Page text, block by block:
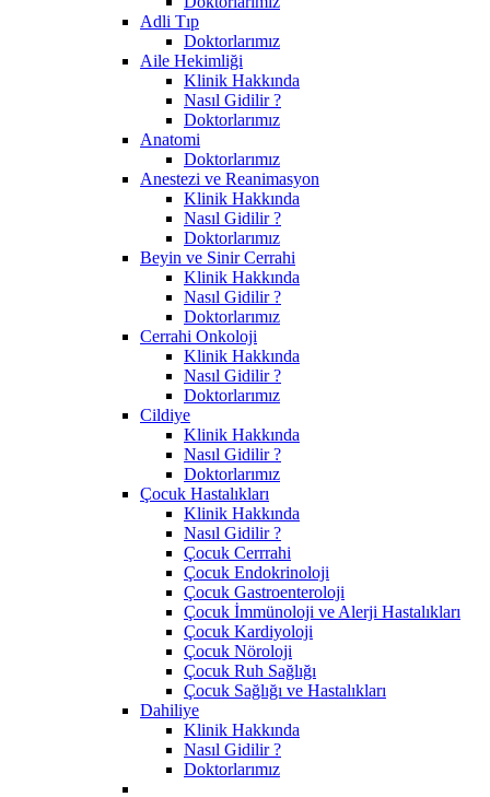
Adli Tıp
Doktorlarımız
Aile Hekimliği
Klinik Hakkında
Nasıl Gidilir ?
Doktorlarımız
Anatomi
Doktorlarımız
Anestezi ve Reanimasyon
Klinik Hakkında
Nasıl Gidilir ?
Doktorlarımız
Beyin ve Sinir Cerrahi
Klinik Hakkında
Nasıl Gidilir ?
Doktorlarımız
Cerrahi Onkoloji
Klinik Hakkında
Nasıl Gidilir ?
Doktorlarımız
Cildiye
Klinik Hakkında
Nasıl Gidilir ?
Doktorlarımız
Çocuk Hastalıkları
Klinik Hakkında
Nasıl Gidilir ?
Çocuk Cerrrahi
Çocuk Endokrinoloji
Çocuk Gastroenteroloji
Çocuk İmmünoloji ve Alerji Hastalıkları
Çocuk Kardiyoloji
Çocuk Nöroloji
Çocuk Ruh Sağlığı
Çocuk Sağlığı ve Hastalıkları
Dahiliye
Klinik Hakkında
Nasıl Gidilir ?
Doktorlarımız